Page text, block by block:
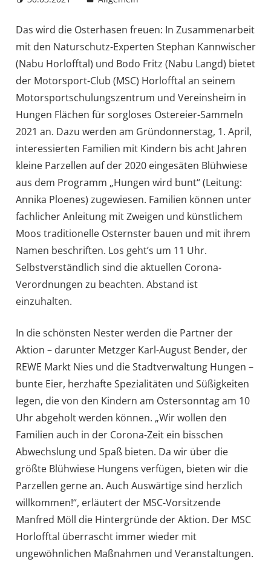
Das wird die Osterhasen freuen: In Zusammenarbeit
mit den Naturschutz-Experten Stephan Kannwischer
(Nabu Horlofftal) und Bodo Fritz (Nabu Langd) bietet
der Motorsport-Club (MSC) Horlofftal an seinem
Motorsportschulungszentrum und Vereinsheim in
Hungen Flächen für sorgloses Ostereier-Sammeln
2021 an. Dazu werden am Gründonnerstag, 1. April,
interessierten Familien mit Kindern bis acht Jahren
kleine Parzellen auf der 2020 eingesäten Blühwiese
aus dem Programm „Hungen wird bunt“ (Leitung:
Annika Ploenes) zugewiesen. Familien können unter
fachlicher Anleitung mit Zweigen und künstlichem
Moos traditionelle Osternster bauen und mit ihrem
Namen beschriften. Los geht’s um 11 Uhr.
Selbstverständlich sind die aktuellen Corona-
Verordnungen zu beachten. Abstand ist
einzuhalten.
In die schönsten Nester werden die Partner der
Aktion – darunter Metzger Karl-August Bender, der
REWE Markt Nies und die Stadtverwaltung Hungen –
bunte Eier, herzhafte Spezialitäten und Süßigkeiten
legen, die von den Kindern am Ostersonntag am 10
Uhr abgeholt werden können. „Wir wollen den
Familien auch in der Corona-Zeit ein bisschen
Abwechslung und Spaß bieten. Da wir über die
größte Blühwiese Hungens verfügen, bieten wir die
Parzellen gerne an. Auch Auswärtige sind herzlich
willkommen!“, erläutert der MSC-Vorsitzende
Manfred Möll die Hintergründe der Aktion. Der MSC
Horlofftal überrascht immer wieder mit
ungewöhnlichen Maßnahmen und Veranstaltungen.